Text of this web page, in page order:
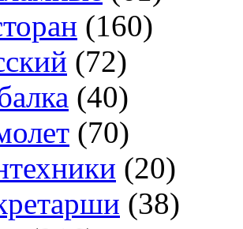
(160)
(72)
(40)
(70)
(20)
(38)